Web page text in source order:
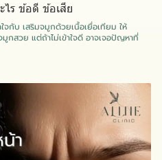
ไร ข้อดี ข้อเสีย
กับ เสริมจมูกด้วยเนื้อเยื่อเทียม ให้
กสวย แต่ถ้าไม่เข้าใจดี อาจเจอปัญหาที่